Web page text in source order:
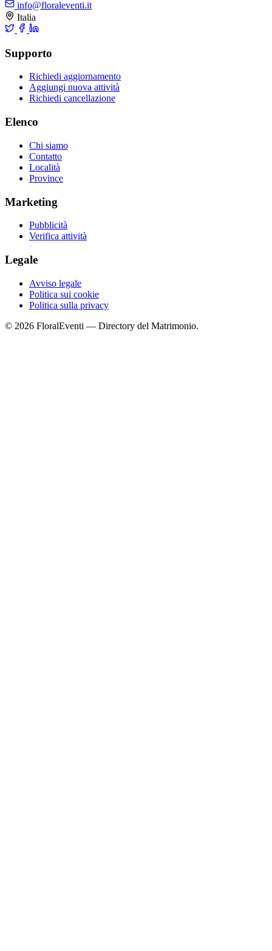
info@floraleventi.it
Italia
Supporto
Richiedi aggiornamento
Aggiungi nuova attività
Richiedi cancellazione
Elenco
Chi siamo
Contatto
Località
Province
Marketing
Pubblicità
Verifica attività
Legale
Avviso legale
Politica sui cookie
Politica sulla privacy
© 2026 FloralEventi — Directory del Matrimonio.